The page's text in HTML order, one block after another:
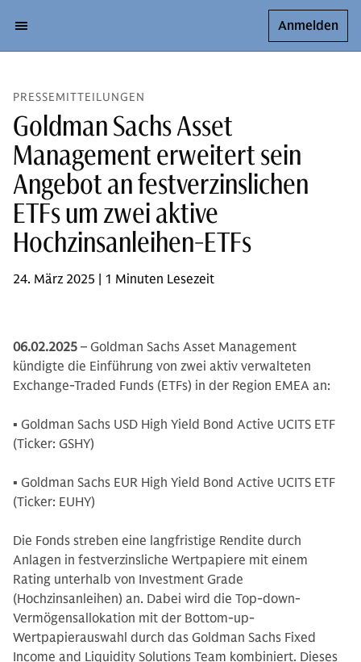
Anmelden
PRESSEMITTEILUNGEN
Goldman Sachs Asset
Management erweitert sein
Angebot an festverzinslichen
ETFs um zwei aktive
Hochzinsanleihen-ETFs
24. März 2025 | 1 Minuten Lesezeit
06.02.2025 – Goldman Sachs Asset Management
kündigte die Einführung von zwei aktiv verwalteten
Exchange-Traded Funds (ETFs) in der Region EMEA an:
▪ Goldman Sachs USD High Yield Bond Active UCITS ETF
(Ticker: GSHY)
▪ Goldman Sachs EUR High Yield Bond Active UCITS ETF
(Ticker: EUHY)
Die Fonds streben eine langfristige Rendite durch
Anlagen in festverzinsliche Wertpapiere mit einem
Rating unterhalb von Investment Grade
(Hochzinsanleihen) an. Dabei wird die Top-down-
Vermögensallokation mit der Bottom-up-
Wertpapierauswahl durch das Goldman Sachs Fixed
Income and Liquidity Solutions Team kombiniert. Dieses